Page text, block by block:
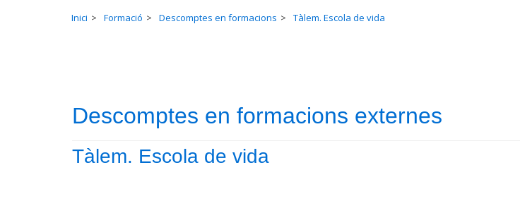
Inici Formació Descomptes en formacions Tàlem. Escola de vida
Descomptes en formacions externes
Tàlem. Escola de vida